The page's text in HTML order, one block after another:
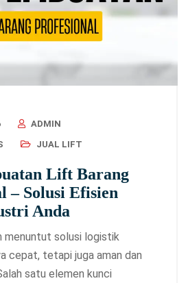
ADMIN
JUAL LIFT
Lift Barang
– Solusi Efisien
Anda
menuntut solusi logistik
cepat, tetapi juga aman dan
satu elemen kunci